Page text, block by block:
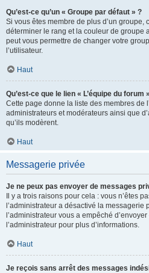
Qu’est-ce qu’un « Groupe par défaut » ?
Si vous êtes membre de plus d’un groupe,
déterminer le rang et la couleur de groupe
peut vous permettre de changer votre
l’utilisateur.
Haut
Qu’est-ce que le lien « L’équipe du forum
Cette page donne la liste des membres de
administrateurs et modérateurs ainsi que
qu’ils modèrent.
Haut
Messagerie privée
Je ne peux pas envoyer de messages
Il y a trois raisons pour cela : vous n’êtes
l’administrateur a désactivé la messagerie
l’administrateur vous a empêché
l’administrateur pour plus d’informations.
Haut
Je reçois sans arrêt des messages